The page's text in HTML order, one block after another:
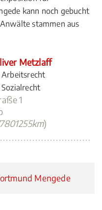
kann noch gebucht
stammen aus
Metzlaff
1
)
Mengede